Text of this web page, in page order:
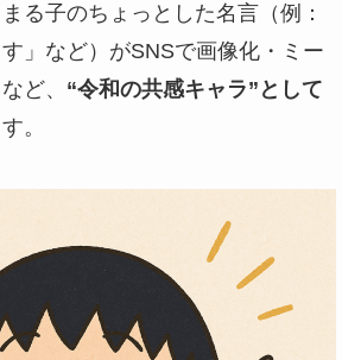
る子のちょっとした名言（例：
す」など）がSNSで画像化・ミー
ど、 “令和の共感キャラ”として
。